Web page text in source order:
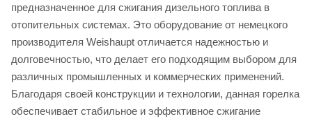
предназначенное для сжигания дизельного топлива в
отопительных системах. Это оборудование от немецкого
производителя Weishaupt отличается надежностью и
долговечностью, что делает его подходящим выбором для
различных промышленных и коммерческих применений.
Благодаря своей конструкции и технологии, данная горелка
обеспечивает стабильное и эффективное сжигание